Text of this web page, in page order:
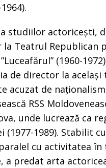
studiilor actoricești,
la Teatrul Republican
(1960-
de director la același
acuzat de
RSS
unde lucrează ca
(1977-1989). Stabilit
cu activitatea
a predat arta